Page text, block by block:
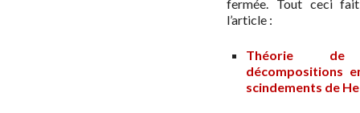
fermée. Tout ceci
l’article :
Théorie de
décompositions
scindements de